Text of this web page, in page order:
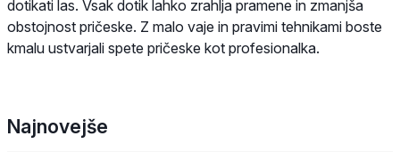
dotikati las. Vsak dotik lahko zrahlja pramene in zmanjša
obstojnost pričeske. Z malo vaje in pravimi tehnikami boste
kmalu ustvarjali spete pričeske kot profesionalka.
Najnovejše